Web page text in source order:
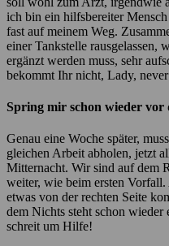
ich bin ein hilfsbereiter
fast auf meinem Weg.
einer Tankstelle
ergänzt werden muss, sehr
bekommt Ihr nicht, Lady,
Spring mir schon wieder vor
Genau eine Woche später,
gleichen Arbeit abholen, jetzt
Mitternacht. Wir sind auf dem
weiter, wie beim ersten
etwas von der rechten Seite
dem Nichts steht schon
schreit um Hilfe!